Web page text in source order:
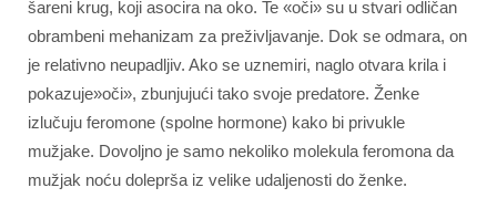
šareni krug, koji asocira na oko. Te «oči» su u stvari odličan
obrambeni mehanizam za preživljavanje. Dok se odmara, on
je relativno neupadljiv. Ako se uznemiri, naglo otvara krila i
pokazuje»oči», zbunjujući tako svoje predatore. Ženke
izlučuju feromone (spolne hormone) kako bi privukle
mužjake. Dovoljno je samo nekoliko molekula feromona da
mužjak noću doleprša iz velike udaljenosti do ženke.